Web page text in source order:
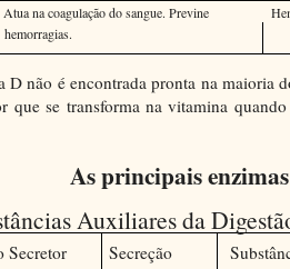
Atua na coagulação do sangue. Previne
hemorragias.
não é encontrada pronta na maioria
que se transforma na vitamina
As principais
Auxiliares da
Secretor Secreção